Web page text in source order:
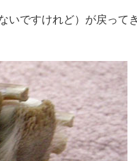
いですけれど）が戻って